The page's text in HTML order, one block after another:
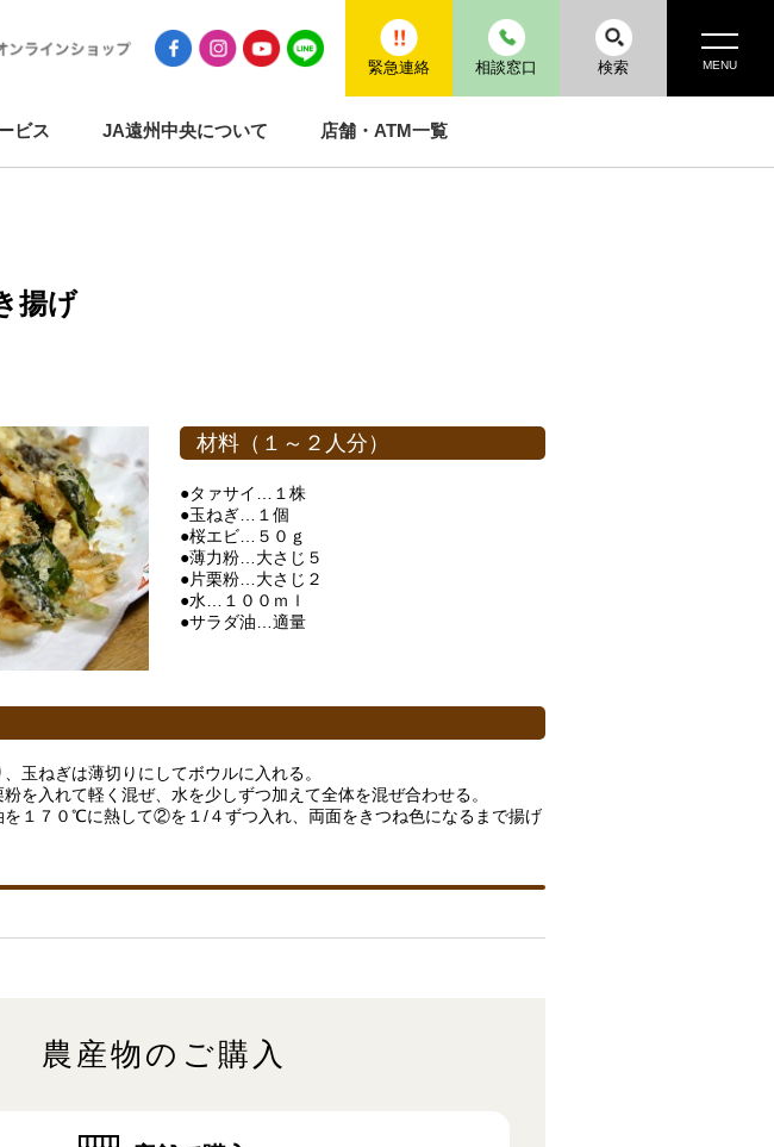
緊急連絡 相談窓口 検索 MENU
ビス JA遠州中央について 店舗・ATM一覧
揚げ
材料（１～２人分）
●タァサイ…１株
●玉ねぎ…１個
●桜エビ…５０ｇ
●薄力粉…大さじ５
●片栗粉…大さじ２
●水…１００ｍｌ
●サラダ油…適量
玉ねぎは薄切りにしてボウルに入れる。
を入れて軽く混ぜ、水を少しずつ加えて全体を混ぜ合わせる。
１７０℃に熱して②を１/４ずつ入れ、両面をきつね色になるまで揚げ
農産物のご購入